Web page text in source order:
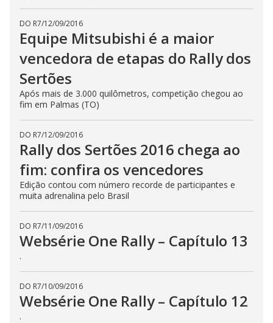
DO R7/12/09/2016
Equipe Mitsubishi é a maior
vencedora de etapas do Rally dos
Sertões
Após mais de 3.000 quilômetros, competição chegou ao
fim em Palmas (TO)
DO R7/12/09/2016
Rally dos Sertões 2016 chega ao
fim: confira os vencedores
Edição contou com número recorde de participantes e
muita adrenalina pelo Brasil
DO R7/11/09/2016
Websérie One Rally – Capítulo 13
.
DO R7/10/09/2016
Websérie One Rally – Capítulo 12
.